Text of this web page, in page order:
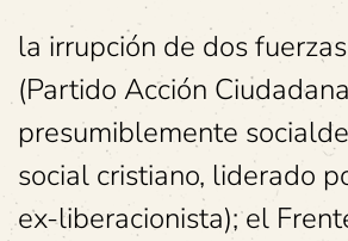
la irrupción de dos
(Partido Acción
presumiblemente
social cristiano, liderado
ex-liberacionista); el